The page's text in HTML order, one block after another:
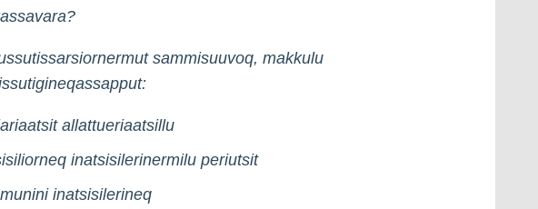
sammisuuvoq, makkulu
allattueriaatsillu
inatsisilerinermilu periutsit
inatsisilerineq